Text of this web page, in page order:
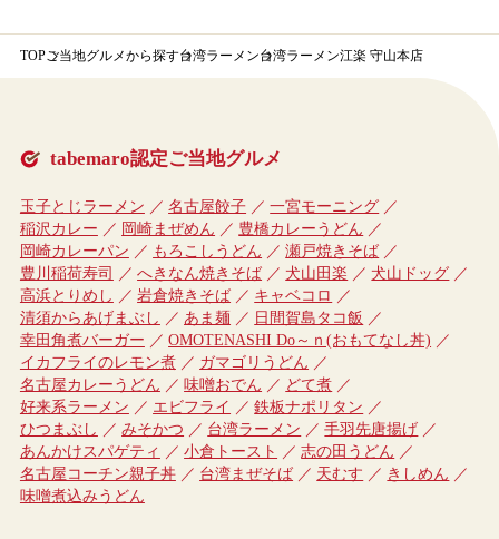
TOPご当地グルメから探す台湾ラーメン台湾ラーメン江楽 守山本店
tabemaro認定ご当地グルメ
玉子とじラーメン 名古屋餃子
一宮モーニング
稲沢カレー
岡崎まぜめん
豊橋カレーうどん
岡崎カレーパン
もろこしうどん
瀬戸焼きそば
豊川稲荷寿司
へきなん焼きそば 犬山田楽
犬山ドッグ
高浜とりめし
岩倉焼きそば
キャベコロ
清須からあげまぶし
あま麺
日間賀島タコ飯
幸田角煮バーガー
OMOTENASHI Do～ｎ(おもてなし丼)
イカフライのレモン煮
ガマゴリうどん
名古屋カレーうどん
味噌おでん
どて煮
好来系ラーメン
エビフライ
鉄板ナポリタン
ひつまぶし
みそかつ 台湾ラーメン
手羽先唐揚げ
あんかけスパゲティ
小倉トースト
志の田うどん
名古屋コーチン親子丼
台湾まぜそば 天むす
きしめん
味噌煮込みうどん